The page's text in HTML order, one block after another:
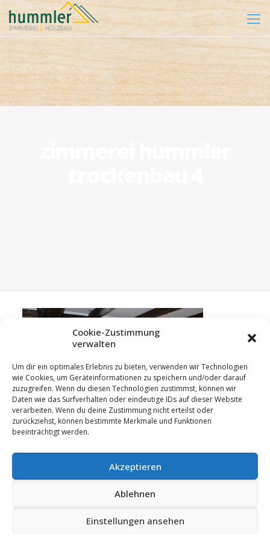
Cookie-Zustimmung
verwalten
Um dir ein optimales Erlebnis zu bieten, verwenden wir Technologien
wie Cookies, um Geräteinformationen zu speichern und/oder darauf
zuzugreifen. Wenn du diesen Technologien zustimmst, können wir
Daten wie das Surfverhalten oder eindeutige IDs auf dieser Website
verarbeiten. Wenn du deine Zustimmung nicht erteilst oder
zurückziehst, können bestimmte Merkmale und Funktionen
beeinträchtigt werden.
Akzeptieren
Ablehnen
Einstellungen ansehen
Impressum|Datenschutz